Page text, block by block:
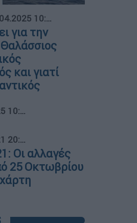
10:38
για την
και γιατί
Οι αλλαγές
25 Οκτωβρίου